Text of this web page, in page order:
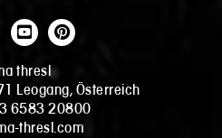
thresl
Leogang, Österreich
6583 20800
thresl.com